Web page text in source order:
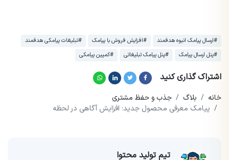
#ارسال پیامک انبوه هدفمند #افزایش فروش با پیامک
#تبلیغات پیامکی هدفمند
#پنل ارسال پیامک
#پنل پیامک تبلیغاتی #کمپین پیامکی
اشتراک گذاری کنید
خانه بلاگ
جذب و حفظ مشتری
پیامک معرفی محصول جدید؛ افزایش آگاهی در لحظه
تیم تولید محتوا